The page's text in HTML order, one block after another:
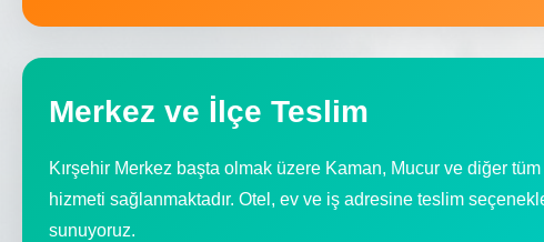
Merkez ve İlçe Teslim
Kırşehir Merkez başta olmak üzere Kaman, Mucur ve diğer
hizmeti sağlanmaktadır. Otel, ev ve iş adresine teslim
sunuyoruz.